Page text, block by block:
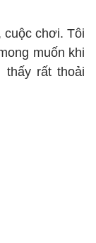
cuộc chơi. Tôi
muốn khi
thấy rất thoải